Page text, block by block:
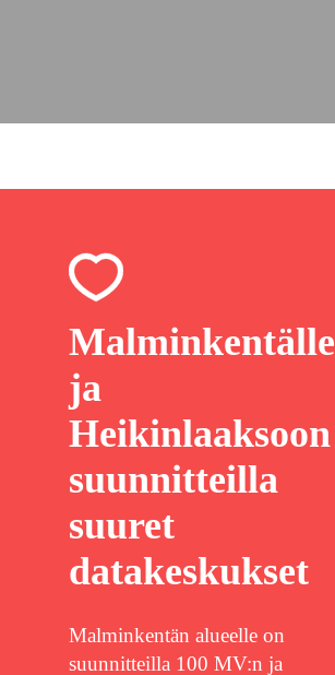
Malminkentälle
ja
Heikinlaaksoon
suunnitteilla
suuret
datakeskukset
Malminkentän alueelle on
suunnitteilla 100 MV:n ja